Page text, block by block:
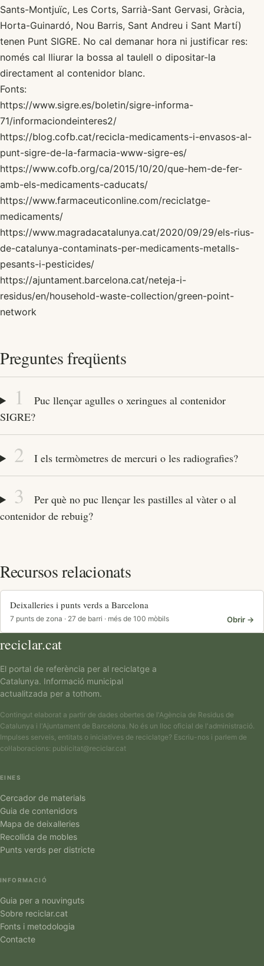
Sants-Montjuïc, Les Corts, Sarrià-Sant Gervasi, Gràcia,
Horta-Guinardó, Nou Barris, Sant Andreu i Sant Martí)
tenen Punt SIGRE. No cal demanar hora ni justificar res:
només cal lliurar la bossa al taulell o dipositar-la
directament al contenidor blanc.
Fonts:
https://www.sigre.es/boletin/sigre-informa-
71/informaciondeinteres2/
https://blog.cofb.cat/recicla-medicaments-i-envasos-al-
punt-sigre-de-la-farmacia-www-sigre-es/
https://www.cofb.org/ca/2015/10/20/que-hem-de-fer-
amb-els-medicaments-caducats/
https://www.farmaceuticonline.com/reciclatge-
medicaments/
https://www.magradacatalunya.cat/2020/09/29/els-rius-
de-catalunya-contaminats-per-medicaments-metalls-
pesants-i-pesticides/
https://ajuntament.barcelona.cat/neteja-i-
residus/en/household-waste-collection/green-point-
network
Preguntes freqüents
1
Puc llençar agulles o xeringues al contenidor
SIGRE?
2 I els termòmetres de mercuri o les radiografies?
3
Per què no puc llençar les pastilles al vàter o al
contenidor de rebuig?
Recursos relacionats
Deixalleries i punts verds a Barcelona
7 punts de zona · 27 de barri · més de 100 mòbils Obrir →
reciclar.cat
El portal de referència per al reciclatge a
Catalunya. Informació municipal
actualitzada per a tothom.
Contingut elaborat a partir de dades obertes de l'Agència de Residus de
Catalunya i l'Ajuntament de Barcelona. No és un lloc oficial de l'administració.
Impulses serveis, entitats o iniciatives de reciclatge? Escriu-nos i parlem de
col·laboracions: publicitat@reciclar.cat
EINES
Cercador de materials
Guia de contenidors
Mapa de deixalleries
Recollida de mobles
Punts verds per districte
INFORMACIÓ
Guia per a nouvinguts
Sobre reciclar.cat
Fonts i metodologia
Contacte